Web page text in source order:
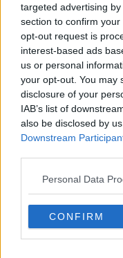
targeted advertising
section to confirm
opt-out request is
interest-based ads
us or personal
your opt-out. You may
disclosure of your
IAB’s list of
also be disclosed by
Downstream
Personal Data
CONFIRM
Bahnhof sponsrar
fler servrar)
Svar av zBr9 2026-07-
Länkar som slutar på
Svar av
Kan inte komma in på
Svar avisraelisinnocent
Hur är det att vara
[Samlingstråd)
Svar avStrychno 2026-